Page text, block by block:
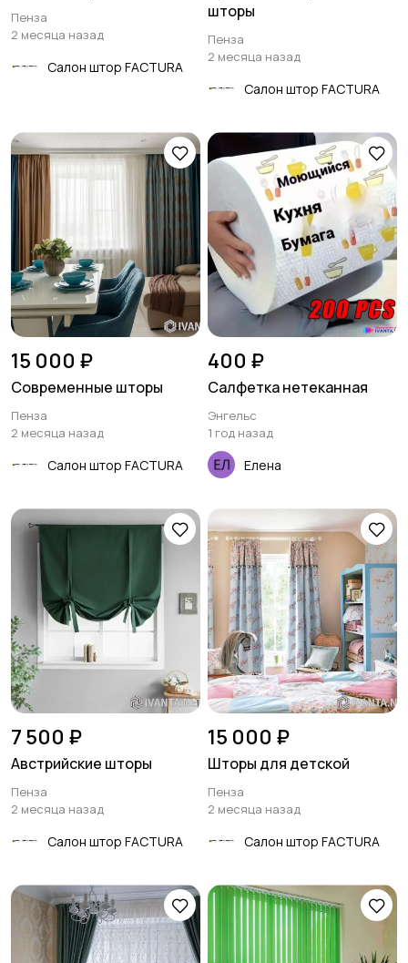
Пенза
2 месяца назад
Салон штор FACTURA
шторы
Пенза
2 месяца назад
Салон штор FACTURA
15 000 ₽
Современные шторы
Пенза
2 месяца назад
Салон штор FACTURA
400 ₽
Салфетка нетеканная
Энгельс
1 год назад
Елена
7 500 ₽
Австрийские шторы
Пенза
2 месяца назад
Салон штор FACTURA
15 000 ₽
Шторы для детской
Пенза
2 месяца назад
Салон штор FACTURA